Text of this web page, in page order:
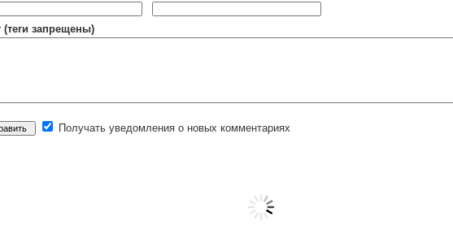
(теги запрещены)
Получать уведомления о новых комментариях